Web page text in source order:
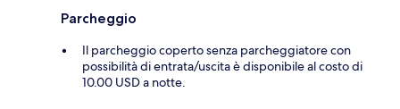
Parcheggio
Il parcheggio coperto senza parcheggiatore con
possibilità di entrata/uscita è disponibile al costo di
10.00 USD a notte.